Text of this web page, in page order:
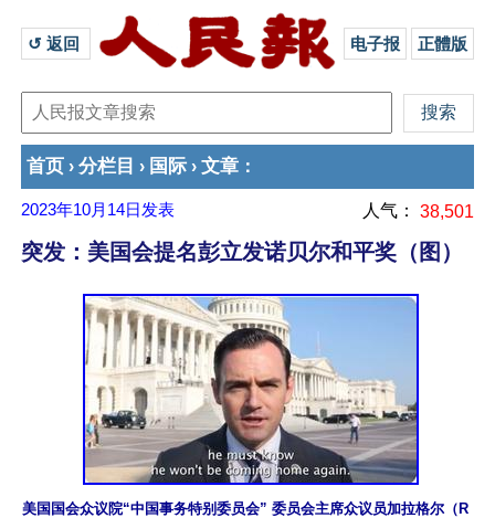
↺ 返回 电子报 正體版
首页 › 分栏目 › 国际 › 文章 ：
2023年10月14日 发表 人气： 38,501
突发：美国会提名彭立发诺贝尔和平奖（图）
美国国会众议院“中国事务特别委员会” 委员会主席众议员加拉格尔（R